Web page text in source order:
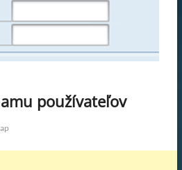
používateľov